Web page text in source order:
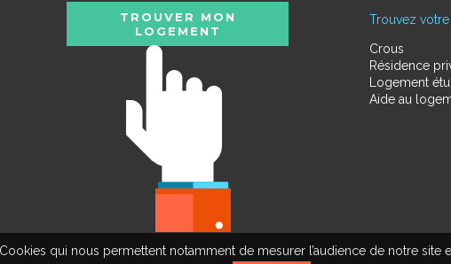
qui nous permettent notamment de mesurer l’audience de notre
Trouvez
Crous
Résidence
Logement
Aide au
TROUVER MON
LOGEMENT